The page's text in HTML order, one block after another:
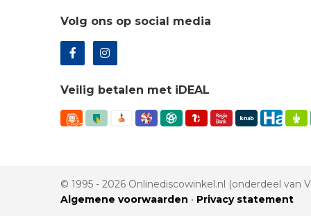
Volg ons op social media
Veilig betalen met iDEAL
© 1995 - 2026 Onlinediscowinkel.nl (onderdeel van
Algemene voorwaarden • Privacy statement